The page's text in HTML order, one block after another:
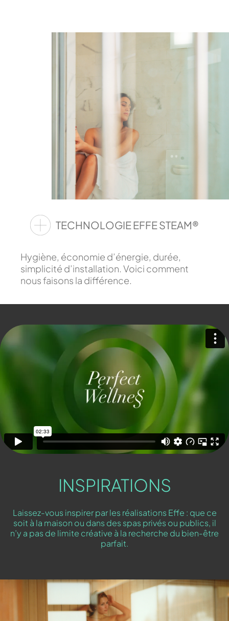
TECHNOLOGIE EFFE STEAM®
Hygiène, économie d’énergie, durée,
simplicité d’installation. Voici comment
nous faisons la différence.
INSPIRATIONS
Laissez-vous inspirer par les réalisations Effe : que ce
soit à la maison ou dans des spas privés ou publics, il
n’y a pas de limite créative à la recherche du bien-être
parfait.